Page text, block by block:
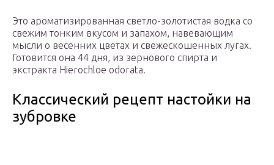
Это ароматизированная светло-золотистая водка со
свежим тонким вкусом и запахом, навевающим
мысли о весенних цветах и свежескошенных лугах.
Готовится она 44 дня, из зернового спирта и
экстракта Hierochloe odorata.
Классический рецепт настойки на
зубровке